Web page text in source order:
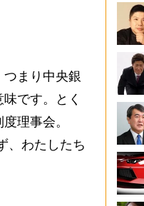
まり中央銀
です。とく
理事会。
、わたしたち